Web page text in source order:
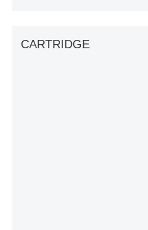
CARTRIDGE